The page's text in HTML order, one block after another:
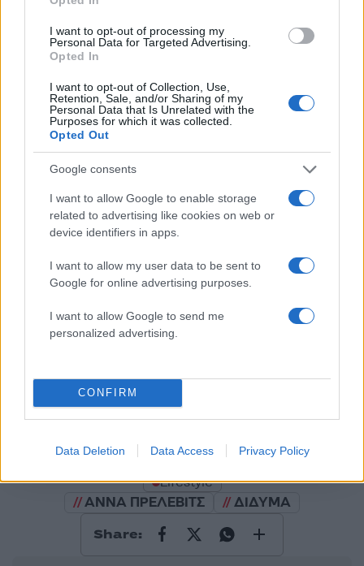
I want to opt-out of processing my
Personal Data for Targeted Advertising.
Opted In
I want to opt-out of Collection, Use,
Retention, Sale, and/or Sharing of my
Personal Data that Is Unrelated with the
Purposes for which it was collected.
Opted Out
Google consents
I want to allow Google to enable storage
related to advertising like cookies on web or
device identifiers in apps.
I want to allow my user data to be sent to
Google for online advertising purposes.
I want to allow Google to send me
personalized advertising.
CONFIRM
Data Deletion Data Access Privacy Policy
Σχόλια
Σχολίασε εδώ
50 /50
Υποβολή σχολίου
. Το site προστατεύεται από reCAPTCHA, ισχύουν
Πολιτική Απορρήτου& Όροι Χρήσηςτης Google.
Lifestyle
ΑΝΝΑ ΠΡΕΛΕΒΙΤΣ
ΔΙΔΥΜΑ
Share:
Πάνος Μουζουράκης –
από τη βάφτιση του γιου
τους με νονά την Έλενα
Παπαρίζου
Ζορμπά, Τρύπες και
από 85.000